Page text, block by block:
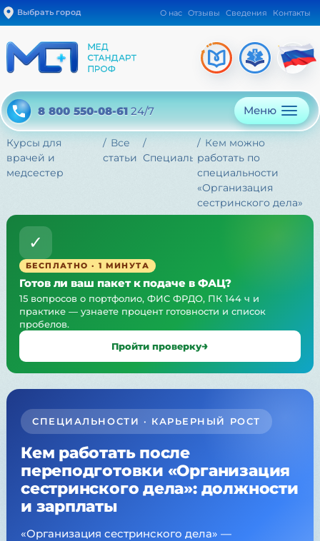
Выбрать город О нас Отзывы Сведения Контакты
8 800 550-08-61 24/7 Меню
Курсы для
врачей и
медсестер
Все
статьи Специальности
Кем можно
работать по
специальности
«Организация
сестринского дела»
✓
БЕСПЛАТНО · 1 МИНУТА
Готов ли ваш пакет к подаче в ФАЦ?
15 вопросов о портфолио, ФИС ФРДО, ПК 144 ч и
практике — узнаете процент готовности и список
пробелов.
Пройти проверку
СПЕЦИАЛЬНОСТИ · КАРЬЕРНЫЙ РОСТ
Кем работать после
переподготовки «Организация
сестринского дела»: должности
и зарплаты
«Организация сестринского дела» —